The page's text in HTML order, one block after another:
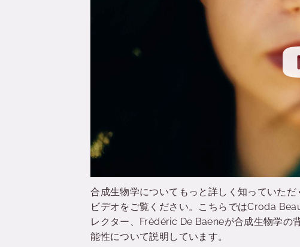
合成生物学についてもっと詳しく知っていた
ビデオをご覧ください。こちらではCroda
レクター、Frédéric De Baeneが合成生物学の
能性について説明しています。